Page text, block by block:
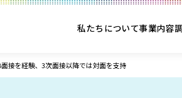
私たちについて事業内容
接を経験、3次面接以降では対面を支持